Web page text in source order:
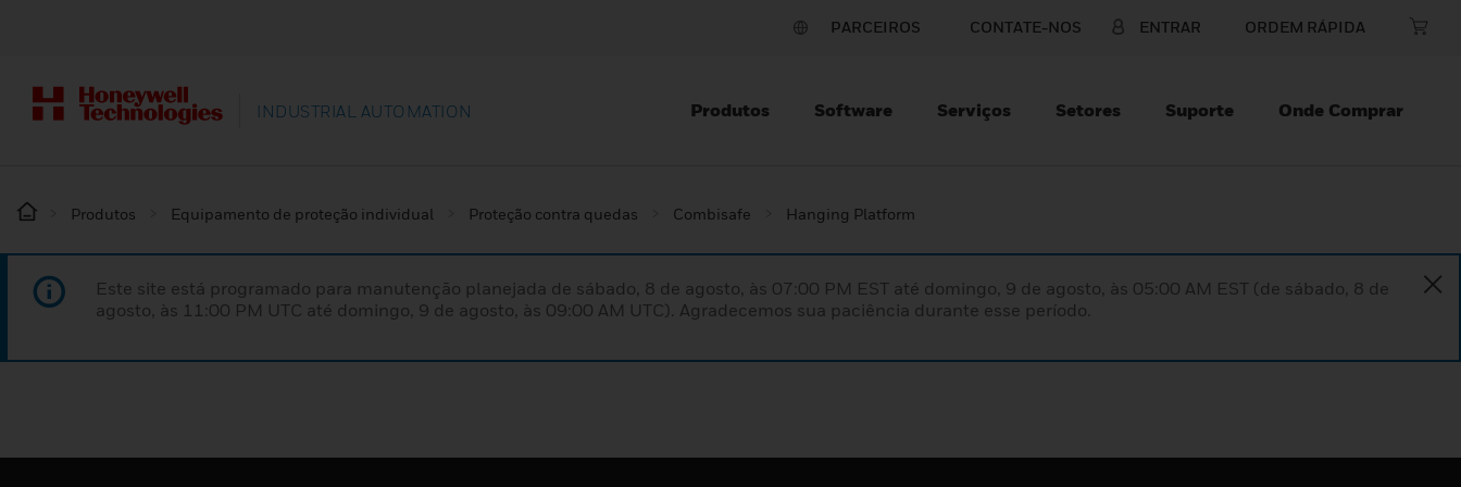
PARCEIROS CONTATE-NOS ENTRAR ORDEM RÁPIDA
INDUSTRIAL AUTOMATION Produtos Software Serviços Setores Suporte Onde Comprar
Produtos Equipamento de proteção individual Proteção contra quedas Combisafe Hanging Platform
Este site está programado para manutenção planejada de sábado, 8 de agosto, às 07:00 PM EST até domingo, 9 de agosto, às 05:00 AM EST (de sábado, 8 de
agosto, às 11:00 PM UTC até domingo, 9 de agosto, às 09:00 AM UTC). Agradecemos sua paciência durante esse período.